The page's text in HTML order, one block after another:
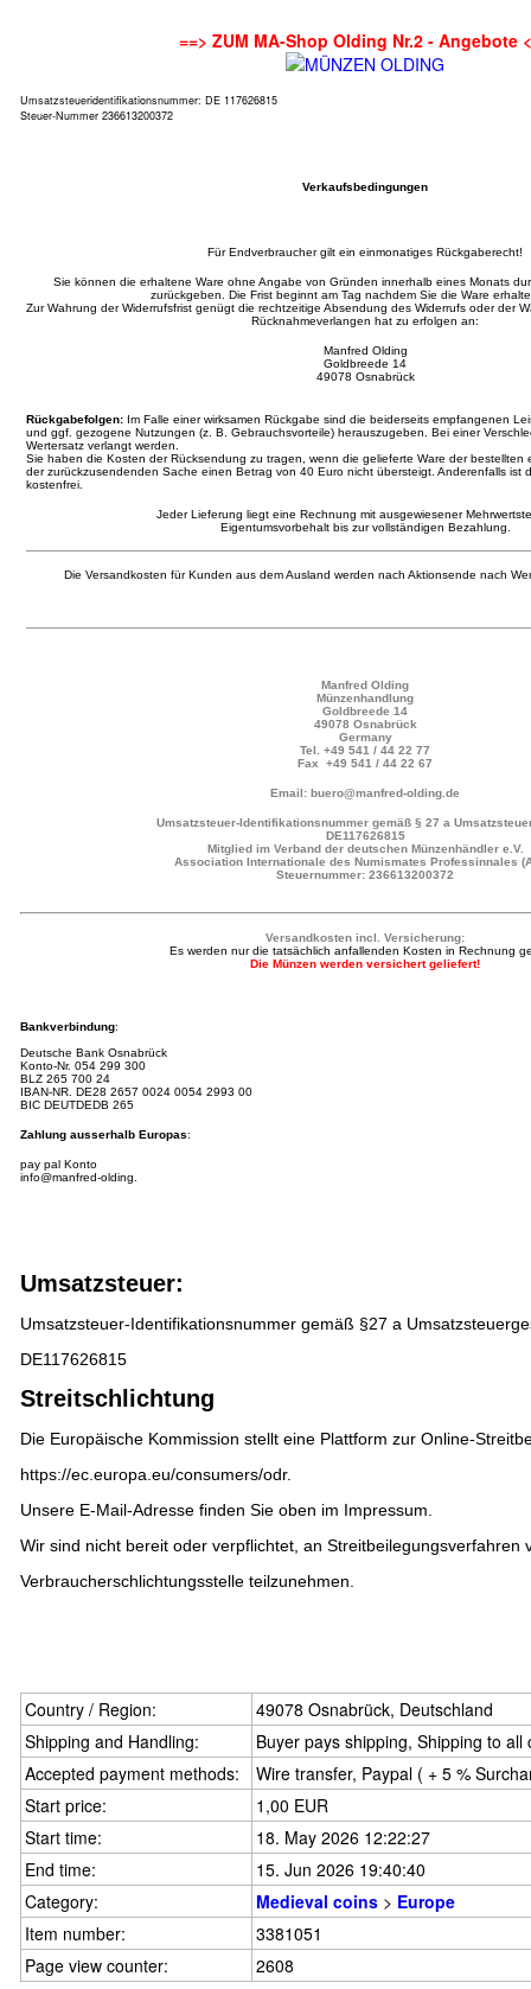
==> ZUM MA-Shop Olding Nr.2 - Angebote
Umsatzsteueridentifikationsnummer: DE 117626815
Steuer-Nummer 236613200372
Verkaufsbedingungen
Für Endverbraucher gilt ein einmonatiges Rückgaberecht!
Sie können die erhaltene Ware ohne Angabe von Gründen innerhalb eines Monats
zurückgeben. Die Frist beginnt am Tag nachdem Sie die Ware
Zur Wahrung der Widerrufsfrist genügt die rechtzeitige Absendung des Widerrufs oder der
Rücknahmeverlangen hat zu erfolgen an:
Manfred Olding
Goldbreede 14
49078 Osnabrück
Rückgabefolgen: Im Falle einer wirksamen Rückgabe sind die beiderseits empfangenen
und ggf. gezogene Nutzungen (z. B. Gebrauchsvorteile) herauszugeben. Bei einer
Wertersatz verlangt werden.
Sie haben die Kosten der Rücksendung zu tragen, wenn die gelieferte Ware der bestellten
der zurückzusendenden Sache einen Betrag von 40 Euro nicht übersteigt. Anderenfalls ist
kostenfrei.
Jeder Lieferung liegt eine Rechnung mit ausgewiesener
Eigentumsvorbehalt bis zur vollständigen Bezahlung.
Die Versandkosten für Kunden aus dem Ausland werden nach Aktionsende nach
Manfred Olding
Münzenhandlung
Goldbreede 14
49078 Osnabrück
Germany
Tel. +49 541 / 44 22 77
Fax +49 541 / 44 22 67
Email: buero@manfred-olding.de
Umsatzsteuer-Identifikationsnummer gemäß § 27 a
DE117626815
Mitglied im Verband der deutschen Münzenhändler e.V.
Association Internationale des Numismates Professinnales
Steuernummer: 236613200372
Versandkosten incl. Versicherung:
Es werden nur die tatsächlich anfallenden Kosten in Rechnung
Die Münzen werden versichert geliefert!
Bankverbindung:
Deutsche Bank Osnabrück
Konto-Nr. 054 299 300
BLZ 265 700 24
IBAN-NR. DE28 2657 0024 0054 2993 00
BIC DEUTDEDB 265
Zahlung ausserhalb Europas:
pay pal Konto
info@manfred-olding.
Umsatzsteuer:
Umsatzsteuer-Identifikationsnummer gemäß §27 a
DE117626815
Streitschlichtung
Die Europäische Kommission stellt eine Plattform zur Online-
https://ec.europa.eu/consumers/odr.
Unsere E-Mail-Adresse finden Sie oben im Impressum.
Wir sind nicht bereit oder verpflichtet, an Streitbeilegungsverfahren
Verbraucherschlichtungsstelle teilzunehmen.
Country / Region:
49078 Osnabrück, Deutschland
Shipping and Handling:
Buyer pays shipping, Shipping to
Accepted payment methods:
Wire transfer, Paypal ( + 5 %
Start price:
1,00 EUR
Start time:
18. May 2026 12:22:27
End time:
15. Jun 2026 19:40:40
Category:
Medieval coins > Europe
Item number:
3381051
Page view counter:
2608